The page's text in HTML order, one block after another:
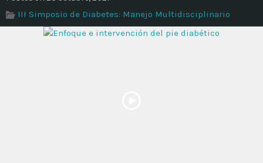
III Simposio de Diabetes: Manejo Multidisciplinario